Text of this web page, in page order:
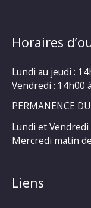
Horaires
Lundi au jeudi :
Vendredi : 14h00
PERMANENCE
Lundi et
Mercredi matin
Liens